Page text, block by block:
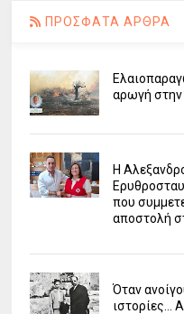
ΠΡΟΣΦΑΤΑ ΑΡΘΡΑ
αρωγή
Η
που
αποστολή
Όταν
ιστορίες...